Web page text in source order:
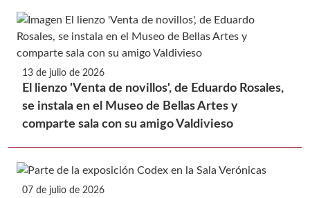
13 de julio de 2026
El lienzo 'Venta de novillos', de Eduardo Rosales,
se instala en el Museo de Bellas Artes y
comparte sala con su amigo Valdivieso
07 de julio de 2026